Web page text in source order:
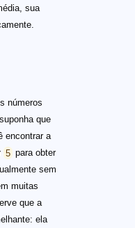
sua
números
que
encontrar a
5 para obter
sem
muitas
que a
ela